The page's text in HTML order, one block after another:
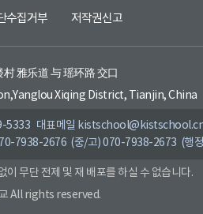
수집거부 저작권신고
雅乐道 与 瑶环路 交口
Xiqing District, Tianjin, China
5333 대표메일
7938-2676 (중/고) 070-7938-2673 (행
이 무단 전제 및 재 배포를 하실 수 없습니다.
All rights reserved.